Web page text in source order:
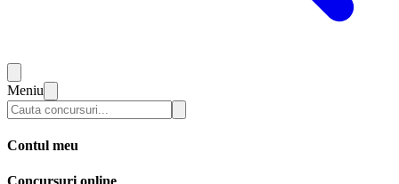
Meniu
Contul meu
Concursuri online